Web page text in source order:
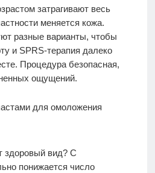
затрагивают весь
меняется кожа.
разные варианты, чтобы
и SPRS-терапия далеко
Процедура безопасная,
ощущений.
здоровый вид? С
понижается число